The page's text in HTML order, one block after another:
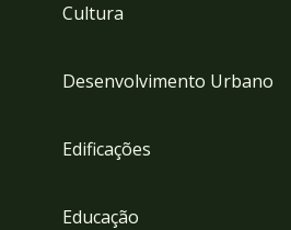
Cultura
Desenvolvimento Urbano
Edificações
Educação